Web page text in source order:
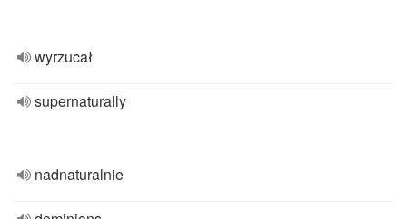
wyrzucał
supernaturally
nadnaturalnie